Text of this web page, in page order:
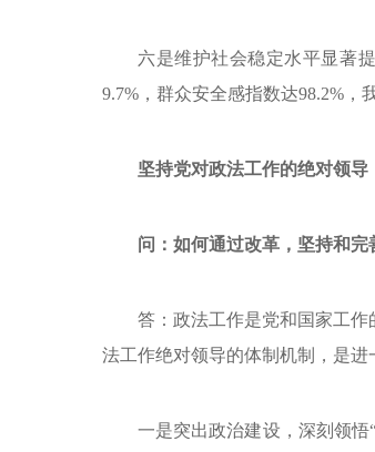
六是维护社会稳定水平显著
9.7%，群众安全感指数达98.2%，
坚持党对政法工作的绝对领导
问：如何通过改革，坚持和
答：政法工作是党和国家工
法工作绝对领导的体制机制，是进
一是突出政治建设，深刻领